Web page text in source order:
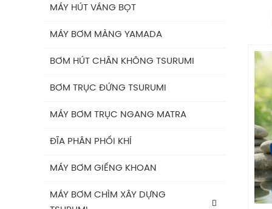
Máy Sục Khí Chìm Tsurumi Ber
Máy Sục Khí Chìm Tsurumi TRN
MÁY HÚT VÁNG BỌT
MÁY BƠM MÀNG YAMADA
BƠM HÚT CHÂN KHÔNG TSURUMI
BƠM TRỤC ĐỨNG TSURUMI
MÁY BƠM TRỤC NGANG MATRA
ĐĨA PHÂN PHỐI KHÍ
MÁY BƠM GIẾNG KHOAN
MÁY BƠM CHÌM XÂY DỰNG